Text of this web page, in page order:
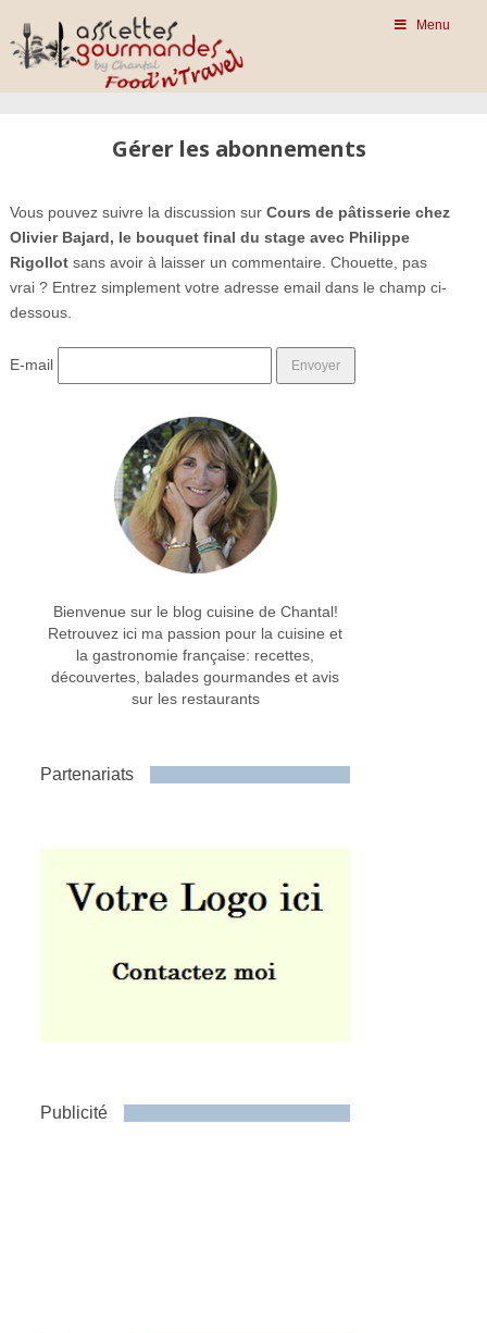
Menu
Gérer les abonnements
Vous pouvez suivre la discussion sur Cours de pâtisserie chez
Olivier Bajard, le bouquet final du stage avec Philippe
Rigollotsans avoir à laisser un commentaire. Chouette, pas
vrai ? Entrez simplement votre adresse email dans le champ ci-
dessous.
E-mail
Bienvenue sur le blog cuisine de Chantal!
Retrouvez ici ma passion pour la cuisine et
la gastronomie française: recettes,
découvertes, balades gourmandes et avis
sur les restaurants
Partenariats
Publicité